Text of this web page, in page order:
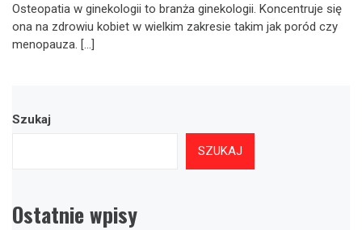
Osteopatia w ginekologii to branża ginekologii. Koncentruje się
ona na zdrowiu kobiet w wielkim zakresie takim jak poród czy
menopauza. […]
Szukaj
SZUKAJ
Ostatnie wpisy